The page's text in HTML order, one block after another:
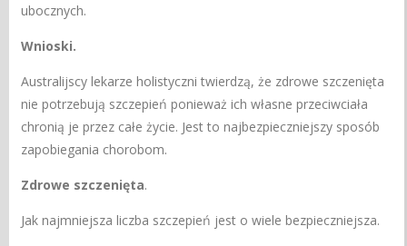
ubocznych.
Wnioski.
Australijscy lekarze holistyczni twierdzą, że zdrowe szczenięta
nie potrzebują szczepień ponieważ ich własne przeciwciała
chronią je przez całe życie. Jest to najbezpieczniejszy sposób
zapobiegania chorobom.
Zdrowe szczenięta.
Jak najmniejsza liczba szczepień jest o wiele bezpieczniejsza.